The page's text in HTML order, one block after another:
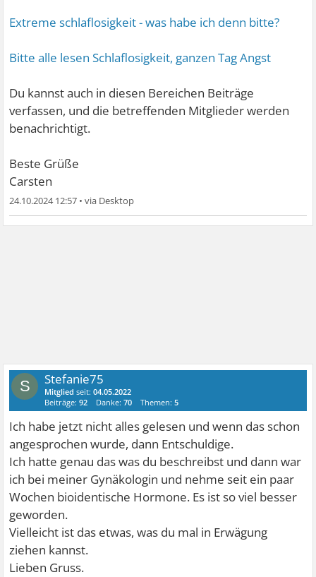
Extreme schlaflosigkeit - was habe ich denn bitte?
Bitte alle lesen Schlaflosigkeit, ganzen Tag Angst
Du kannst auch in diesen Bereichen Beiträge
verfassen, und die betreffenden Mitglieder werden
benachrichtigt.
Beste Grüße
Carsten
24.10.2024 12:57 •
S Stefanie75
Mitglied seit:04.05.2022
Beiträge:92 Danke:70 Themen:5
Ich habe jetzt nicht alles gelesen und wenn das schon
angesprochen wurde, dann Entschuldige.
Ich hatte genau das was du beschreibst und dann war
ich bei meiner Gynäkologin und nehme seit ein paar
Wochen bioidentische Hormone. Es ist so viel besser
geworden.
Vielleicht ist das etwas, was du mal in Erwägung
ziehen kannst.
Lieben Gruss.